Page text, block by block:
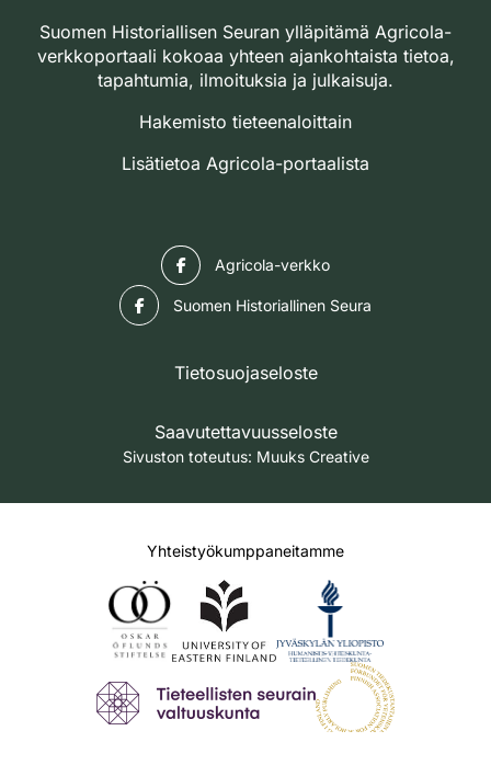
Suomen Historiallisen Seuran ylläpitämä Agricola-
verkkoportaali kokoaa yhteen ajankohtaista tietoa,
tapahtumia, ilmoituksia ja julkaisuja.
Hakemisto tieteenaloittain
Lisätietoa Agricola-portaalista
Agricola-verkko
Suomen Historiallinen Seura
Tietosuojaseloste
Saavutettavuusseloste
Sivuston toteutus: Muuks Creative
Yhteistyökumppaneitamme